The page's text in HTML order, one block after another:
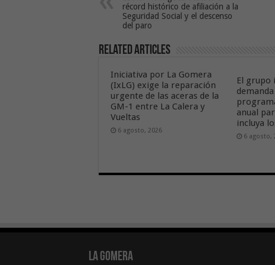
récord histórico de afiliación a la
Seguridad Social y el descenso
del paro
Related Articles
Iniciativa por La Gomera
(IxLG) exige la reparación
urgente de las aceras de la
GM-1 entre La Calera y
Vueltas
6 agosto, 2026
El grupo
anual
incluya
6 agosto,
La Gomera